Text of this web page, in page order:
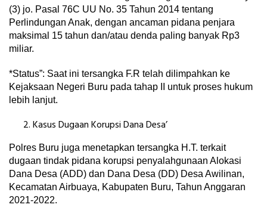
(3) jo. Pasal 76C UU No. 35 Tahun 2014 tentang
Perlindungan Anak, dengan ancaman pidana penjara
maksimal 15 tahun dan/atau denda paling banyak Rp3
miliar.
*Status”: Saat ini tersangka F.R telah dilimpahkan ke
Kejaksaan Negeri Buru pada tahap II untuk proses hukum
lebih lanjut.
Kasus Dugaan Korupsi Dana Desa’
Polres Buru juga menetapkan tersangka H.T. terkait
dugaan tindak pidana korupsi penyalahgunaan Alokasi
Dana Desa (ADD) dan Dana Desa (DD) Desa Awilinan,
Kecamatan Airbuaya, Kabupaten Buru, Tahun Anggaran
2021-2022.